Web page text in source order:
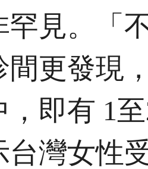
罕見。「
間更發現
，即有 1
台灣女性